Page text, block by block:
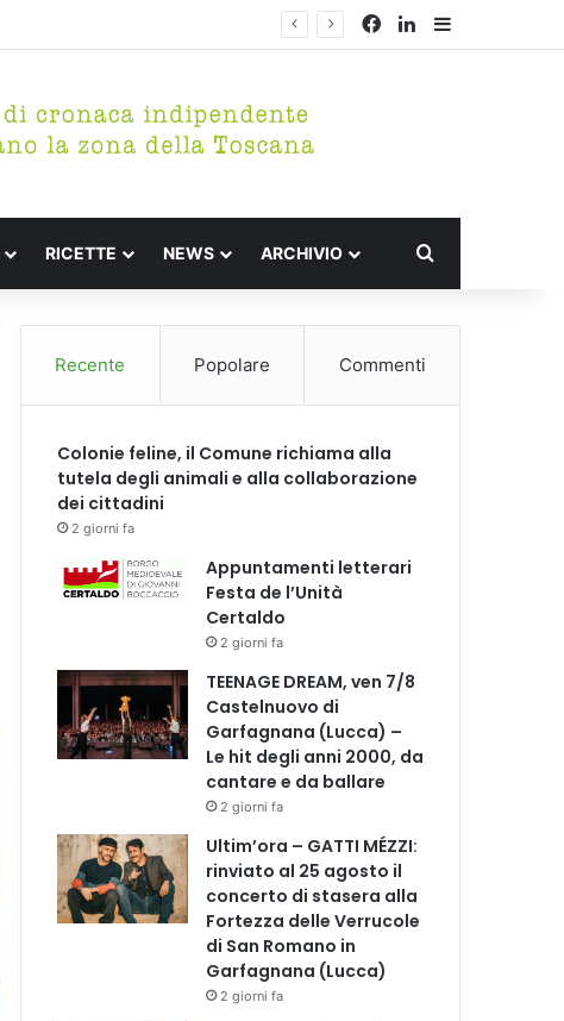
Facebook
LinkedIn
RICETTE NEWS ARCHIVIO
Recente Popolare Commenti
Colonie feline, il Comune richiama alla
tutela degli animali e alla collaborazione
dei cittadini
2 giorni fa
Appuntamenti letterari
Festa de l’Unità
Certaldo
2 giorni fa
TEENAGE DREAM, ven 7/8
Castelnuovo di
Garfagnana (Lucca) –
Le hit degli anni 2000, da
cantare e da ballare
2 giorni fa
Ultim’ora – GATTI MÉZZI:
rinviato al 25 agosto il
concerto di stasera alla
Fortezza delle Verrucole
di San Romano in
Garfagnana (Lucca)
2 giorni fa